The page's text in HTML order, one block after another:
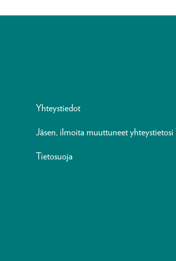
Yhteystiedot
Jäsen, ilmoita muuttuneet yhteystietosi
Tietosuoja